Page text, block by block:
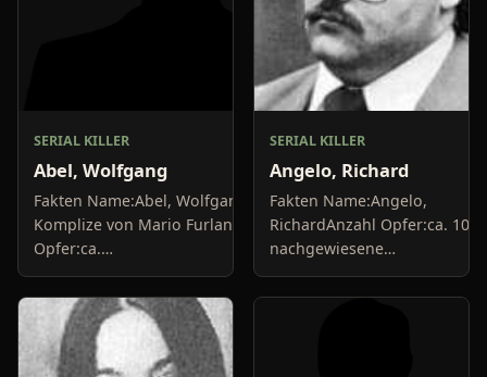
SERIAL KILLER
Abel, Wolfgang
Fakten Name:Abel, Wolfgang;
Komplize von Mario FurlanAnzahl
Opfer:ca.
10+Delikte/Tötungsarten:Mord,
BrandstiftungFestnahme:1984Urteil:30
Jahre Haft,...
SERIAL KILLER
Angelo, Richard
Fakten Name:Angelo,
RichardAnzahl Opfer:ca. 10
nachgewiesene
MordeDelikte/
war Krankenpfleger, der